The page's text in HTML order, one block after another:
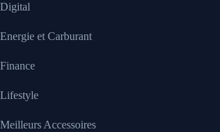
Digital
Energie et Carburant
Finance
Lifestyle
Meilleurs Accessoires